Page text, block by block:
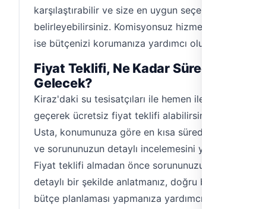
karşılaştırabilir ve size en uygun seçeneği
belirleyebilirsiniz. Komisyonsuz hizmetimiz
ise bütçenizi korumanıza yardımcı olur.
Fiyat Teklifi, Ne Kadar Sürede
Gelecek?
Kiraz'daki su tesisatçıları ile hemen iletişime
geçerek ücretsiz fiyat teklifi alabilirsiniz.
Usta, konumunuza göre en kısa sürede gelir
ve sorununuzun detaylı incelemesini yapar.
Fiyat teklifi almadan önce sorununuzu
detaylı bir şekilde anlatmanız, doğru bir
bütçe planlaması yapmanıza yardımcı